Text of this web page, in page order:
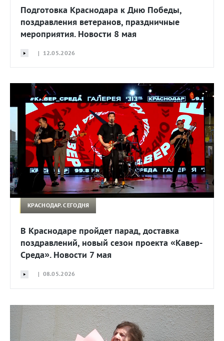
Подготовка Краснодара к Дню Победы,
поздравления ветеранов, праздничные
мероприятия. Новости 8 мая
| 12.05.2026
КРАСНОДАР. СЕГОДНЯ
В Краснодаре пройдет парад, доставка
поздравлений, новый сезон проекта «Кавер-
Среда». Новости 7 мая
| 08.05.2026